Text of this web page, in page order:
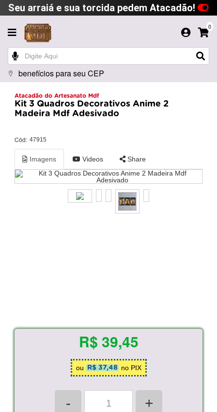
Seu arraiá e sua torcida pedem Atacadão!
0
benefícios para seu CEP
Atacadão do Artesanato Mdf
Kit 3 Quadros Decorativos Anime 2
Madeira Mdf Adesivado
Cód: 47915
Imagens Videos Share
R$ 39,45
ou R$ 37,48 no PIX
- +